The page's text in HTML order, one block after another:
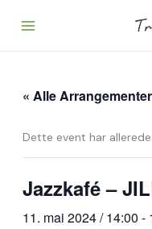
« Alle Arrangementer
Dette event har
Jazzkafé –
11. mai 2024 / 14:00 -